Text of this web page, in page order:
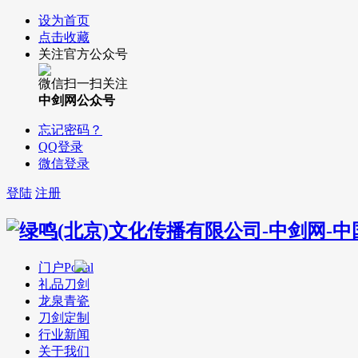
设为首页
点击收藏
关注官方公众号
微信扫一扫关注
中剑网公众号
忘记密码？
QQ登录
微信登录
登陆 注册
门户Portal
礼品刀剑
龙泉青瓷
刀剑定制
行业新闻
关于我们